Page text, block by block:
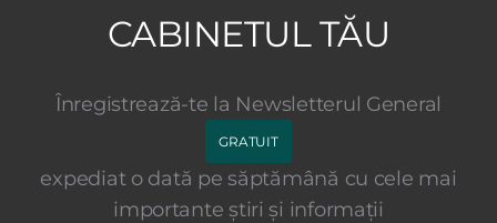
CABINETUL TĂU
Înregistrează-te la Newsletterul General
GRATUIT
expediat o dată pe săptămână cu cele mai
importante știri și informații